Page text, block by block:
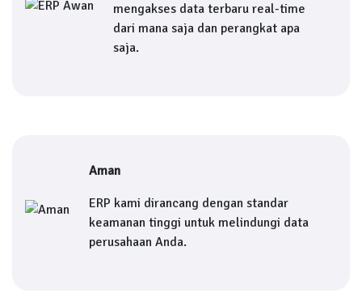
mengakses data terbaru real-time
dari mana saja dan perangkat apa
saja.
Aman
ERP kami dirancang dengan standar
keamanan tinggi untuk melindungi data
perusahaan Anda.